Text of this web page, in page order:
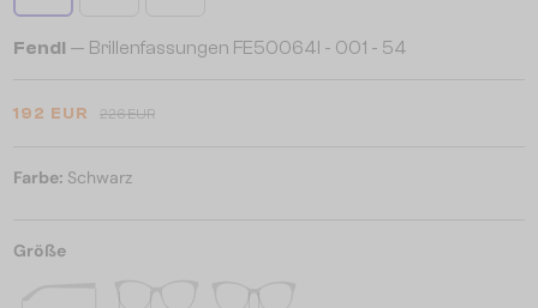
Fendi — Brillenfassungen FE50064I - 001 - 54
192 EUR 226 EUR
Farbe: Schwarz
Größe